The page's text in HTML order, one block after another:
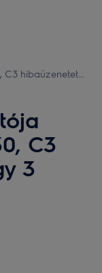
C3 hibaüzenetet
C3
3